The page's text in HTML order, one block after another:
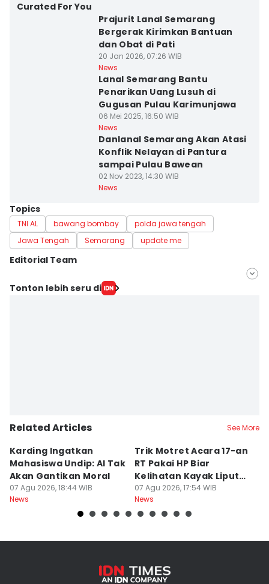
Curated For You
Prajurit Lanal Semarang
Bergerak Kirimkan Bantuan
dan Obat di Pati
20 Jan 2026, 07:26 WIB
News
Lanal Semarang Bantu
Penarikan Uang Lusuh di
Gugusan Pulau Karimunjawa
06 Mei 2025, 16:50 WIB
News
Danlanal Semarang Akan Atasi
Konflik Nelayan di Pantura
sampai Pulau Bawean
02 Nov 2023, 14:30 WIB
News
Topics
TNI AL bawang bombay
polda jawa tengah
Jawa Tengah
Semarang update me
Editorial Team
Editor
Tonton lebih seru di
Related Articles See More
Karding Ingatkan
Mahasiswa Undip: AI Tak
Akan Gantikan Moral
07 Agu 2026, 18:44 WIB
News
Trik Motret Acara 17-an
RT Pakai HP Biar
Kelihatan Kayak Liputan
Festival Nasional
07 Agu 2026, 17:54 WIB
News